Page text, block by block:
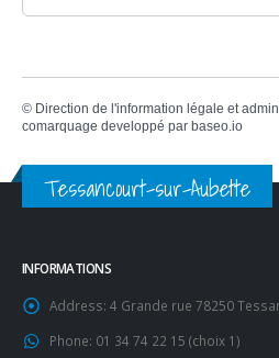
© Direction de l'information légale et
comarquage developpé par baseo.io
Tessancourt-sur-Aubette
INFORMATIONS
Address: 4 Grande rue 78250
Phone: 01 34 74 22 15 (choix 1)